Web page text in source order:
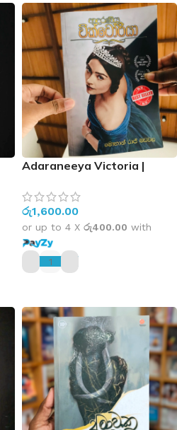
Adaraneeya Victoria |
රු1,600.00
or up to 4 X රු400.00 with